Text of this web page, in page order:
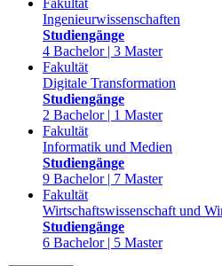
Fakultät
Ingenieurwissenschaften
Studiengänge
4 Bachelor | 3 Master
Fakultät
Digitale Transformation
Studiengänge
2 Bachelor | 1 Master
Fakultät
Informatik und Medien
Studiengänge
9 Bachelor | 7 Master
Fakultät
Wirtschaftswissenschaft und
Studiengänge
6 Bachelor | 5 Master